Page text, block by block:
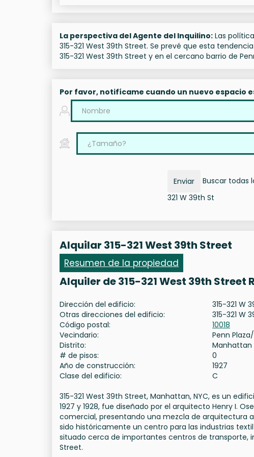
La perspectiva del Agente del Inquilino: Las
315-321 West 39th Street. Se prevé que esta
315-321 West 39th Street y en el cercano barrio de
Por favor, notifícame cuando un nuevo espacio
Enviar
Buscar todas
321 W 39th St
Alquilar 315-321 West 39th Street
Resumen de la propiedad
Alquiler de 315-321 West 39th Street
Dirección del edificio:
315-321 W
Otras direcciones del edificio:
315-321 W
Código postal:
10018
Vecindario:
Penn
Distrito:
Manhattan
# de pisos:
0
Año de construcción:
1927
Clase del edificio:
C
315-321 West 39th Street, Manhattan, NYC, es un
1927 y 1928, fue diseñado por el arquitecto Henry I.
comercial, presentando una mezcla de arquitectura
sido históricamente un centro para las industrias
situado cerca de importantes centros de transporte,
Street.